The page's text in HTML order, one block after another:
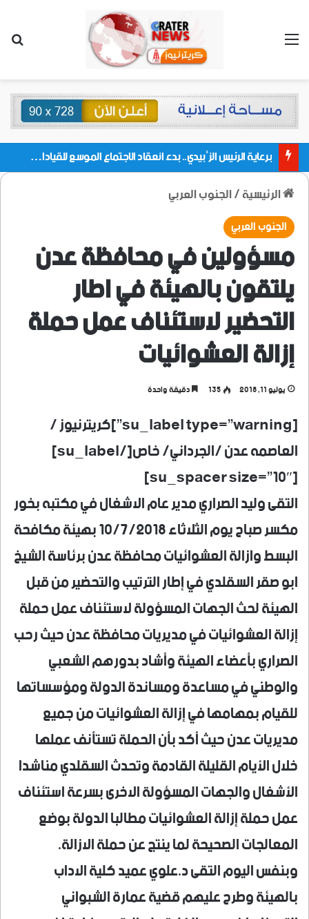
القائمة
برعاية الرئيس الزُبيدي.. بدء انعقاد الاجتماع الموسع للقيادات المحلية بالعاصمة ولمديريات وكتل مجلس العموم ومنسقيات الجامعة بالعاصمة عدن
الرئيسية/الجنوب العربي
الجنوب العربي
مسؤولين في محافظة عدن
يلتقون بالهيئة في اطار
التحضير لاستئناف عمل حملة
إزالة العشوائيات
يوليو 11, 2018 135 دقيقة واحدة
[su_label type=”warning”]كريترنيوز /
العاصمه عدن /الجرداني/ خاص[/su_label]
[su_spacer size=”10″]
التقى وليد الصراري مدير عام الاشغال في مكتبه بخور
مكسر صباح يوم الثلاثاء 10/7/2018 بهيئة مكافحة
البسط وازالة العشوائيات محافظة عدن برئاسة الشيخ
ابو صقر السقلدي في إطار الترتيب والتحضير من قبل
الهيئة لحث الجهات المسؤولة لاستئناف عمل حملة
إزالة العشوائيات في مديريات محافظة عدن حيث رحب
الصراري بأعضاء الهيئة وأشاد بدورهم الشعبي
والوطني في مساعدة ومساندة الدولة ومؤسساتها
للقيام بمهامها في إزالة العشوائيات من جميع
مديريات عدن حيث أكد بأن الحملة تستأنف عملها
خلال الأيام القليلة القادمة وتحدث السقلدي مناشدا
الأشغال والجهات المسؤولة الاخرى بسرعة استئناف
عمل حملة إزالة العشوائيات مطالبا الدولة بوضع
المعالجات الصحيحة لما ينتج عن حملة الازالة.
وبنفس اليوم التقى د.علوي عميد كلية الاداب
بالهيئة وطرح عليهم قضية عمارة الشبواني